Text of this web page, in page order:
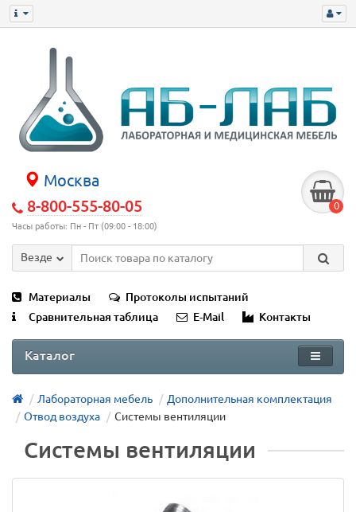
Москва
8-800-555-80-05
Часы работы: Пн - Пт (09:00 - 18:00)
0
Везде
Материалы
Протоколы испытаний
Сравнительная таблица
E-Mail Контакты
Каталог
Лабораторная мебель
Дополнительная комплектация
Отвод воздуха
Системы вентиляции
Системы вентиляции